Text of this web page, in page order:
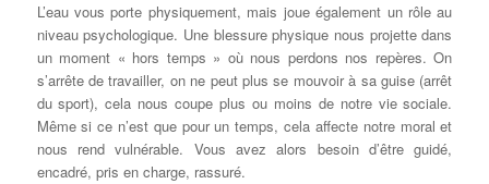
L’eau vous porte physiquement, mais joue également un rôle au
niveau psychologique. Une blessure physique nous projette dans
un moment « hors temps » où nous perdons nos repères. On
s’arrête de travailler, on ne peut plus se mouvoir à sa guise (arrêt
du sport), cela nous coupe plus ou moins de notre vie sociale.
Même si ce n’est que pour un temps, cela affecte notre moral et
nous rend vulnérable. Vous avez alors besoin d’être guidé,
encadré, pris en charge, rassuré.